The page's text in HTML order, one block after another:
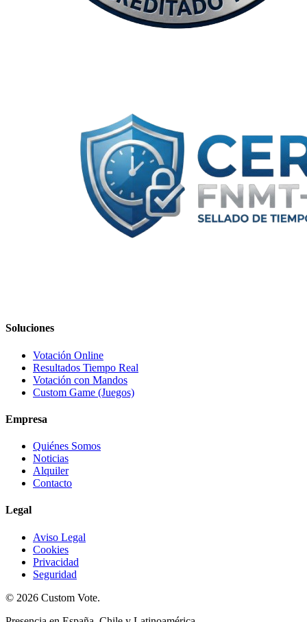
Soluciones
Votación Online
Resultados Tiempo Real
Votación con Mandos
Custom Game (Juegos)
Empresa
Quiénes Somos
Noticias
Alquiler
Contacto
Legal
Aviso Legal
Cookies
Privacidad
Seguridad
© 2026 Custom Vote.